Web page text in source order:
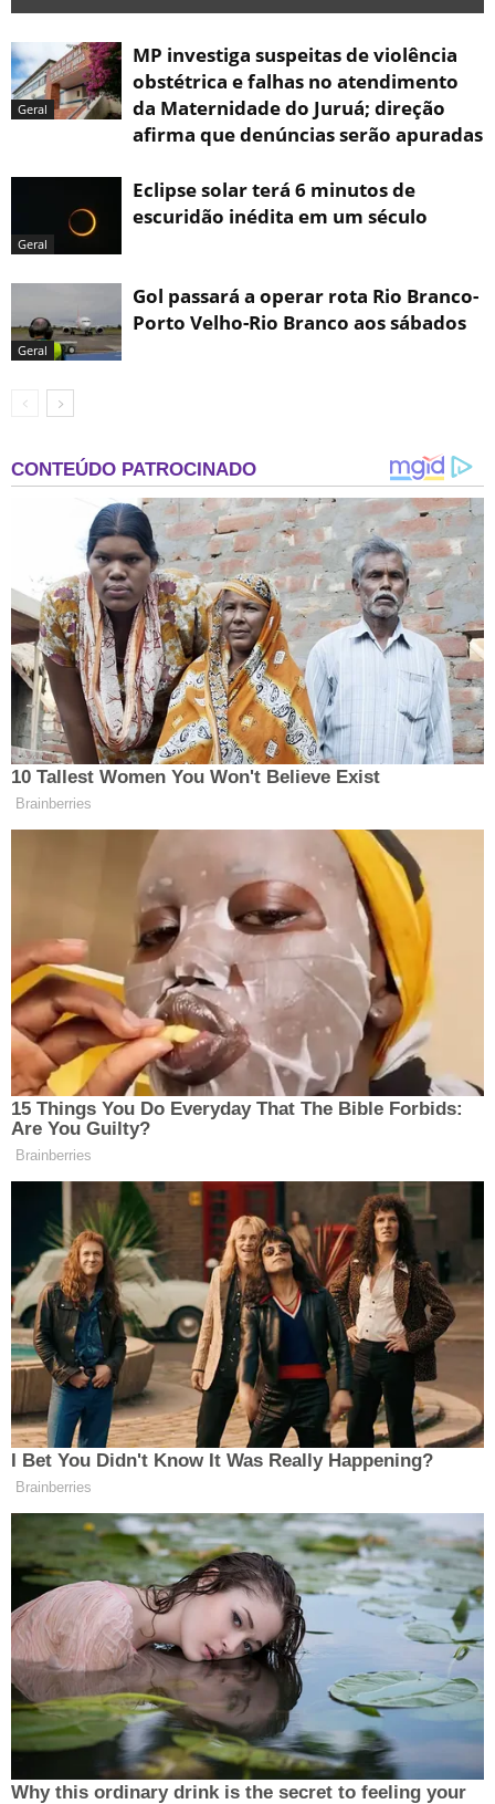
Geral
MP investiga suspeitas de violência
obstétrica e falhas no atendimento
da Maternidade do Juruá; direção
afirma que denúncias serão apuradas
Geral
Eclipse solar terá 6 minutos de
escuridão inédita em um século
Geral
Gol passará a operar rota Rio Branco-
Porto Velho-Rio Branco aos sábados